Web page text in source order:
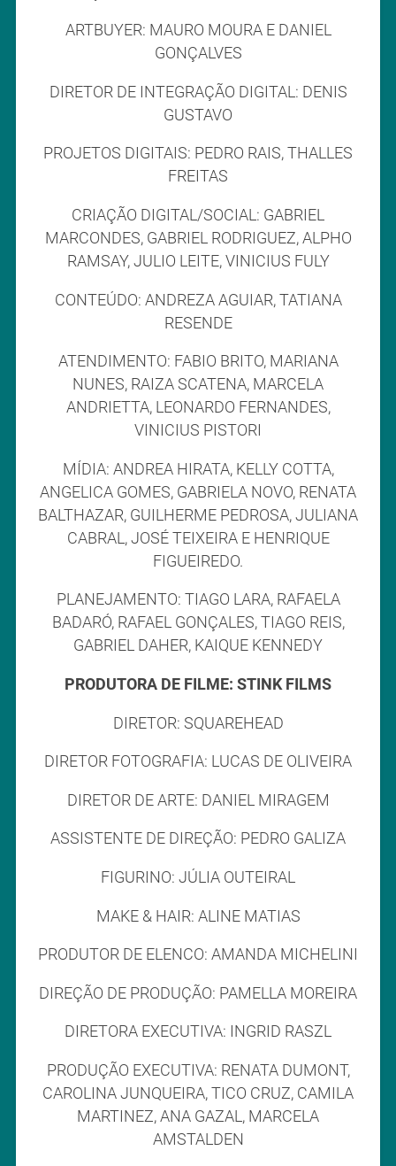
ARTBUYER: MAURO MOURA E DANIEL
GONÇALVES
DIRETOR DE INTEGRAÇÃO DIGITAL: DENIS
GUSTAVO
PROJETOS DIGITAIS: PEDRO RAIS, THALLES
FREITAS
CRIAÇÃO DIGITAL/SOCIAL: GABRIEL
MARCONDES, GABRIEL RODRIGUEZ, ALPHO
RAMSAY, JULIO LEITE, VINICIUS FULY
CONTEÚDO: ANDREZA AGUIAR, TATIANA
RESENDE
ATENDIMENTO: FABIO BRITO, MARIANA
NUNES, RAIZA SCATENA, MARCELA
ANDRIETTA, LEONARDO FERNANDES,
VINICIUS PISTORI
MÍDIA: ANDREA HIRATA, KELLY COTTA,
ANGELICA GOMES, GABRIELA NOVO, RENATA
BALTHAZAR, GUILHERME PEDROSA, JULIANA
CABRAL, JOSÉ TEIXEIRA E HENRIQUE
FIGUEIREDO.
PLANEJAMENTO: TIAGO LARA, RAFAELA
BADARÓ, RAFAEL GONÇALES, TIAGO REIS,
GABRIEL DAHER, KAIQUE KENNEDY
PRODUTORA DE FILME: STINK FILMS
DIRETOR: SQUAREHEAD
DIRETOR FOTOGRAFIA: LUCAS DE OLIVEIRA
DIRETOR DE ARTE: DANIEL MIRAGEM
ASSISTENTE DE DIREÇÃO: PEDRO GALIZA
FIGURINO: JÚLIA OUTEIRAL
MAKE & HAIR: ALINE MATIAS
PRODUTOR DE ELENCO: AMANDA MICHELINI
DIREÇÃO DE PRODUÇÃO: PAMELLA MOREIRA
DIRETORA EXECUTIVA: INGRID RASZL
PRODUÇÃO EXECUTIVA: RENATA DUMONT,
CAROLINA JUNQUEIRA, TICO CRUZ, CAMILA
MARTINEZ, ANA GAZAL, MARCELA
AMSTALDEN